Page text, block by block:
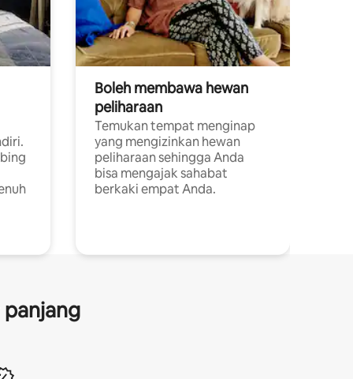
Boleh membawa hewan
peliharaan
Temukan tempat menginap
yang mengizinkan hewan
peliharaan sehingga Anda
bisa mengajak sahabat
berkaki empat Anda.
panjang